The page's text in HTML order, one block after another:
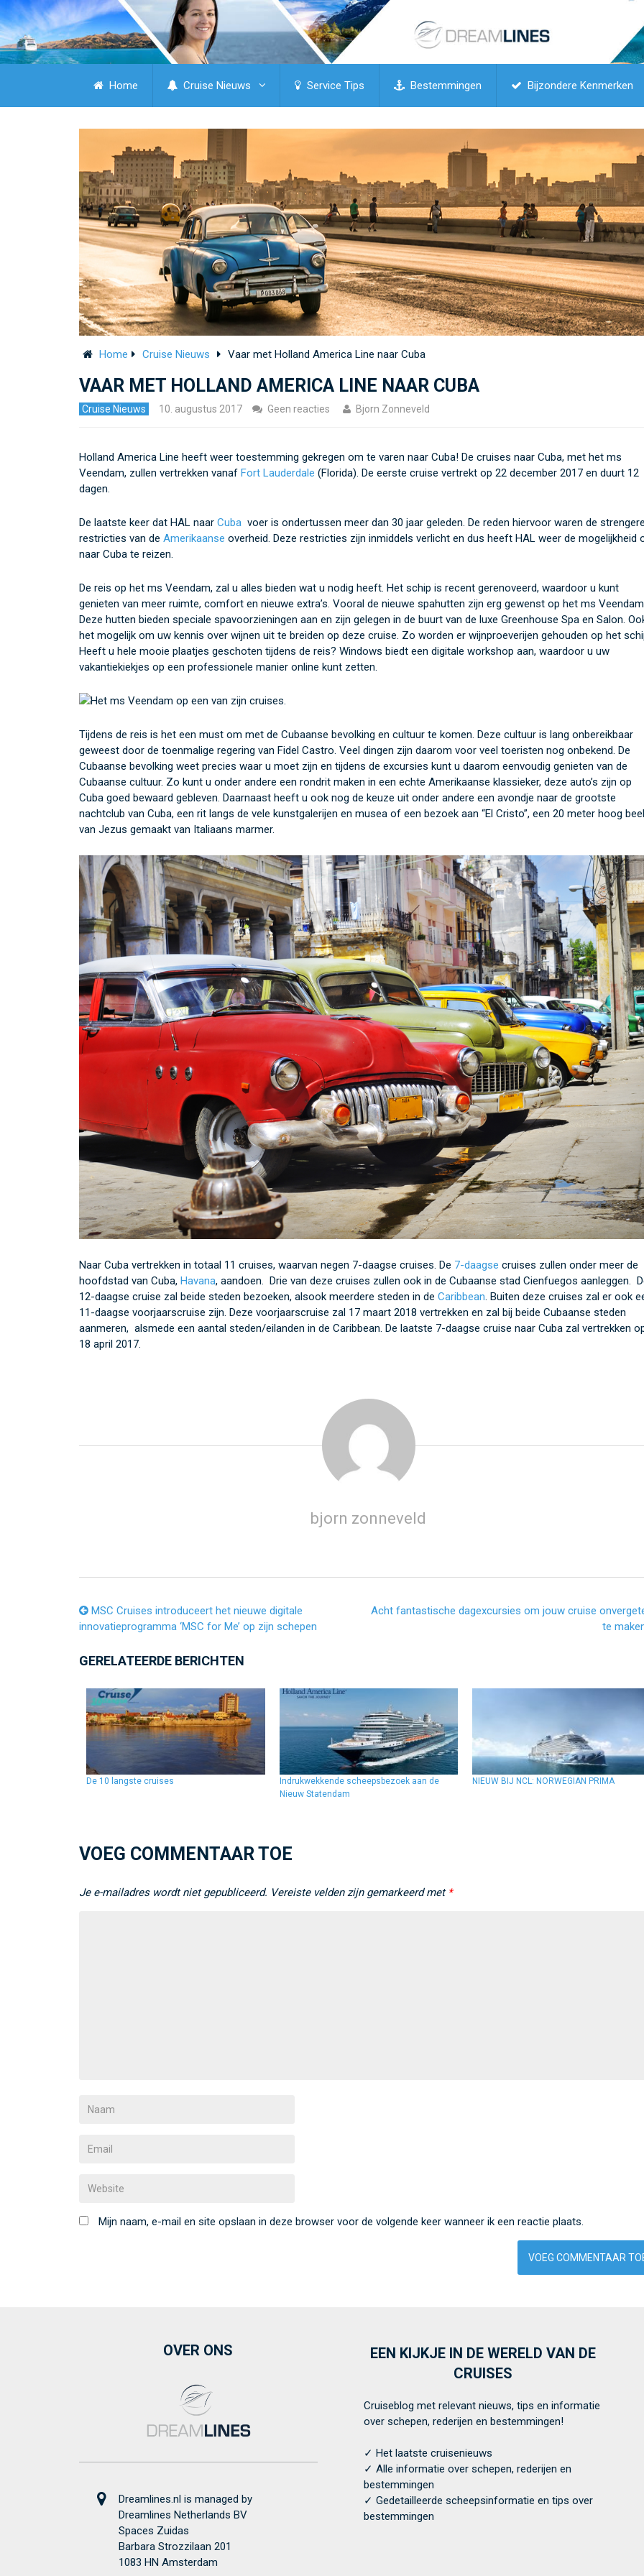
Home Cruise Nieuws Service Tips Bestemmingen Bijzondere Kenmerken
Home Cruise Nieuws Vaar met Holland America Line naar Cuba
VAAR MET HOLLAND AMERICA LINE NAAR CUBA
Cruise Nieuws 10. augustus 2017 Geen reacties Bjorn Zonneveld
Holland America Line heeft weer toestemming gekregen om te varen naar Cuba! De cruises naar Cuba, met het ms
Veendam, zullen vertrekken vanaf Fort Lauderdale (Florida). De eerste cruise vertrekt op 22 december 2017 en duurt 12
dagen.
De laatste keer dat HAL naar Cuba voer is ondertussen meer dan 30 jaar geleden. De reden hiervoor waren de
restricties van de Amerikaanse overheid. Deze restricties zijn inmiddels verlicht en dus heeft HAL weer de mogelijkheid
naar Cuba te reizen.
De reis op het ms Veendam, zal u alles bieden wat u nodig heeft. Het schip is recent gerenoveerd, waardoor u kunt
genieten van meer ruimte, comfort en nieuwe extra’s. Vooral de nieuwe spahutten zijn erg gewenst op het ms
Deze hutten bieden speciale spavoorzieningen aan en zijn gelegen in de buurt van de luxe Greenhouse Spa en Salon.
het mogelijk om uw kennis over wijnen uit te breiden op deze cruise. Zo worden er wijnproeverijen gehouden op het
Heeft u hele mooie plaatjes geschoten tijdens de reis? Windows biedt een digitale workshop aan, waardoor u uw
vakantiekiekjes op een professionele manier online kunt zetten.
Tijdens de reis is het een must om met de Cubaanse bevolking en cultuur te komen. Deze cultuur is lang onbereikbaar
geweest door de toenmalige regering van Fidel Castro. Veel dingen zijn daarom voor veel toeristen nog onbekend. De
Cubaanse bevolking weet precies waar u moet zijn en tijdens de excursies kunt u daarom eenvoudig genieten van de
Cubaanse cultuur. Zo kunt u onder andere een rondrit maken in een echte Amerikaanse klassieker, deze auto’s zijn op
Cuba goed bewaard gebleven. Daarnaast heeft u ook nog de keuze uit onder andere een avondje naar de grootste
nachtclub van Cuba, een rit langs de vele kunstgalerijen en musea of een bezoek aan “El Cristo”, een 20 meter hoog
van Jezus gemaakt van Italiaans marmer.
Naar Cuba vertrekken in totaal 11 cruises, waarvan negen 7-daagse cruises. De 7-daagse cruises zullen onder meer de
hoofdstad van Cuba, Havana, aandoen. Drie van deze cruises zullen ook in de Cubaanse stad Cienfuegos aanleggen.
12-daagse cruise zal beide steden bezoeken, alsook meerdere steden in de Caribbean. Buiten deze cruises zal er ook
11-daagse voorjaarscruise zijn. Deze voorjaarscruise zal 17 maart 2018 vertrekken en zal bij beide Cubaanse steden
aanmeren, alsmede een aantal steden/eilanden in de Caribbean. De laatste 7-daagse cruise naar Cuba zal vertrekken
18 april 2017.
bjorn zonneveld
MSC Cruises introduceert het nieuwe digitale
innovatieprogramma ‘MSC for Me’ op zijn schepen
Acht fantastische dagexcursies om jouw cruise
te
GERELATEERDE BERICHTEN
De 10 langste cruises
Indrukwekkende scheepsbezoek aan de
Nieuw Statendam
NIEUW BIJ NCL: NORWEGIAN PRIMA
VOEG COMMENTAAR TOE
Je e-mailadres wordt niet gepubliceerd. Vereiste velden zijn gemarkeerd met *
Mijn naam, e-mail en site opslaan in deze browser voor de volgende keer wanneer ik een reactie plaats.
OVER ONS
Dreamlines.nl is managed by
Dreamlines Netherlands BV
Spaces Zuidas
Barbara Strozzilaan 201
1083 HN Amsterdam
EEN KIJKJE IN DE WERELD VAN DE
CRUISES
Cruiseblog met relevant nieuws, tips en informatie
over schepen, rederijen en bestemmingen!
✓ Het laatste cruisenieuws
✓ Alle informatie over schepen, rederijen en
bestemmingen
✓ Gedetailleerde scheepsinformatie en tips over
bestemmingen